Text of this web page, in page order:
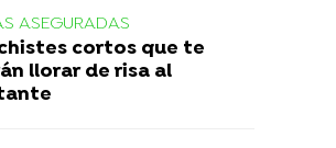
ASEGURADAS
cortos que te
llorar de risa al